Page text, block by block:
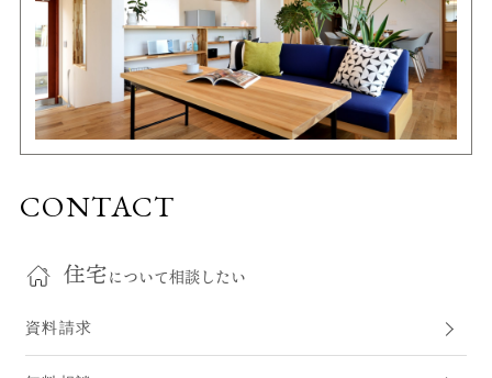
CONTACT
住宅について相談したい
資料請求